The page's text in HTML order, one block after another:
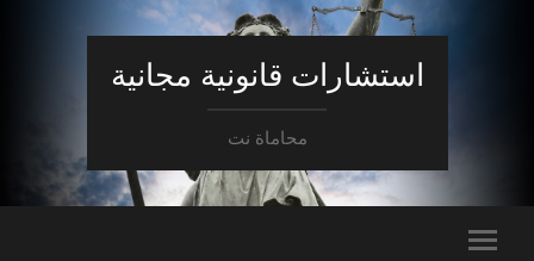
استشارات قانونية مجانية
محاماة نت